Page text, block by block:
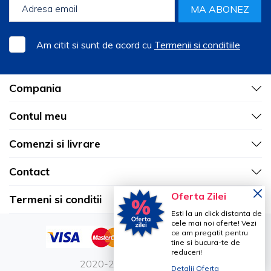
Gasesti la Vetro Design garouri, capace si dopuri
MA ABONEZ
Am citit si sunt de acord cu Termenii si conditiile
Compania
Contul meu
Comenzi si livrare
Contact
Termeni si conditii
2020-2026 Vetro Design
Oferta Zilei
Esti la un click distanta de
cele mai noi oferte! Vezi
ce am pregatit pentru
tine si bucura-te de
reduceri!
Detalii Oferta